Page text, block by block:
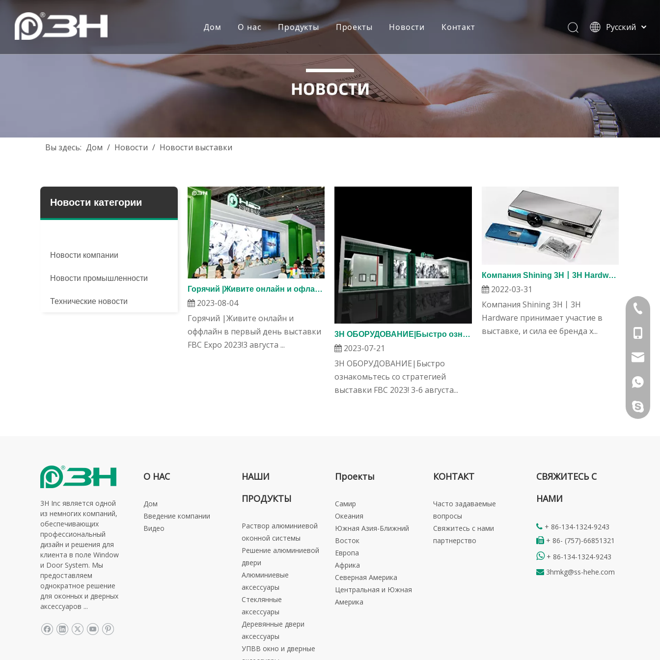
Дом О нас
Введение компании
Продукты
Раствор алюминиевой оконной системы
Решение алюминиевой двери
Алюминиевые аксессуары
Стеклянные аксессуары
Деревянные двери аксессуары
Проекты
Самир
Океания
Южная Азия-Ближний Восток
Африка
Новости Контакт
Контакт
партнерство
Pусский
简体中文
Français
Español
Português
Deutsch
Italiano
Вы здесь: Дом / Новости / Новости выставки
Новости категории
Новости компании
Новости промышленности
Технические новости
Горячий |Живите онлайн и офлайн в первый день выставки FBC Expo 2023!
2023-08-04
Горячий |Живите онлайн и
оффлайн в первый день выставки
FBC Expo 2023!3 августа ...
3H ОБОРУДОВАНИЕ|Быстро ознакомьтесь со стратегией выставки FBC 2023!
2023-07-21
3H ОБОРУДОВАНИЕ|Быстро
ознакомьтесь со стратегией
выставки FBC 2023! 3-6 августа...
Компания Shining 3H丨3H Hardware принимает участие в выставке, и сила ее бренда хорошо известна!
2022-03-31
Компания Shining 3H丨3H
Hardware принимает участие в
выставке, и сила ее бренда х...
3H Inc является одной
из немногих компаний,
обеспечивающих
профессиональный
дизайн и решения для
клиента в поле Window
и Door System. Мы
предоставляем
однократное решение
для оконных и дверных
аксессуаров ...
О НАС
Дом
Введение компании
Видео
НАШИ
ПРОДУКТЫ
Раствор алюминиевой
оконной системы
Решение алюминиевой
двери
Алюминиевые
аксессуары
Стеклянные
аксессуары
Деревянные двери
аксессуары
УПВВ окно и дверные
Проекты
Самир
Океания
Южная Азия-Ближний
Восток
Европа
Африка
Северная Америка
Центральная и Южная
Америка
КОНТАКТ
Часто задаваемые
вопросы
Свяжитесь с нами
партнерство
СВЯЖИТЕСЬ С
НАМИ
 + 86-134-1324-9243
 + 86- (757)-66851321
 + 86-134-1324-9243
 3hmkg@ss-hehe.com
+86